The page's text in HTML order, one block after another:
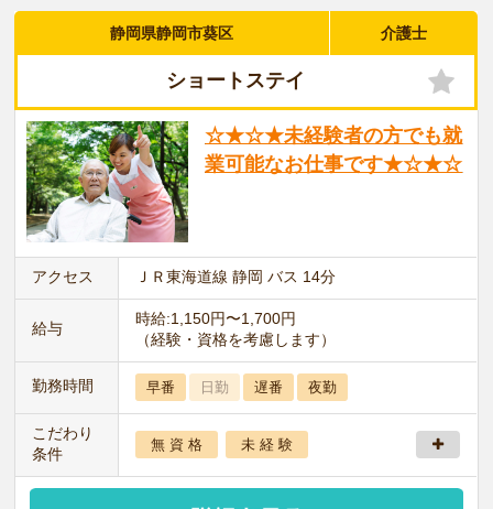
静岡県静岡市葵区 介護士
ショートステイ
☆★☆★未経験者の方でも就
業可能なお仕事です★☆★☆
アクセス ＪＲ東海道線 静岡 バス 14分
給与
時給:1,150円〜1,700円
（経験・資格を考慮します）
勤務時間 早番 日勤 遅番 夜勤
こだわり
条件
無 資 格 未 経 験